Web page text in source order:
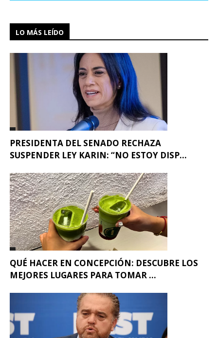
LO MÁS LEÍDO
PRESIDENTA DEL SENADO RECHAZA
SUSPENDER LEY KARIN: “NO ESTOY DISP...
QUÉ HACER EN CONCEPCIÓN: DESCUBRE LOS
MEJORES LUGARES PARA TOMAR ...